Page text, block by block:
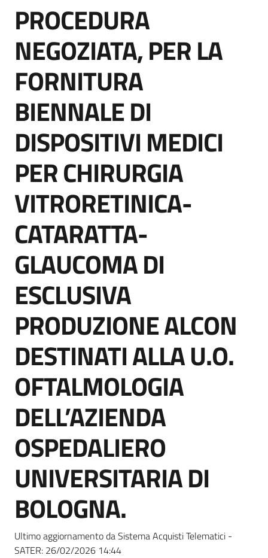
acquisto
Supporto
Piattaforme
telematiche
English
site
Seguici
su
Salta al contenuto
PROCEDURA
NEGOZIATA, PER LA
FORNITURA
BIENNALE DI
DISPOSITIVI MEDICI
PER CHIRURGIA
VITRORETINICA-
CATARATTA-
GLAUCOMA DI
ESCLUSIVA
PRODUZIONE ALCON
DESTINATI ALLA U.O.
OFTALMOLOGIA
DELL’AZIENDA
OSPEDALIERO
UNIVERSITARIA DI
BOLOGNA.
Ultimo aggiornamento da Sistema Acquisti Telematici -
SATER: 26/02/2026 14:44